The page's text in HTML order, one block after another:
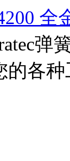
全
弹
的各